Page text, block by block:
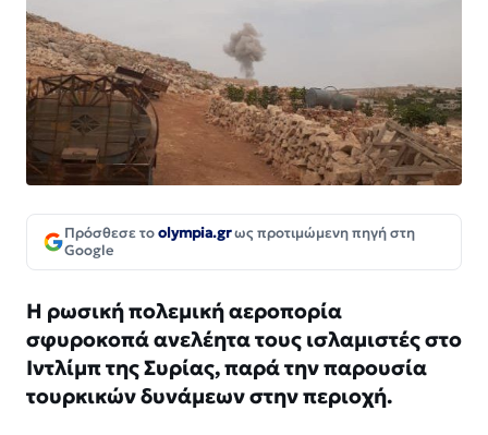
Πρόσθεσε τοolympia.grως προτιμώμενη πηγή στη
Google
Η ρωσική πολεμική αεροπορία
σφυροκοπά ανελέητα τους ισλαμιστές στο
Ιντλίμπ της Συρίας, παρά την παρουσία
τουρκικών δυνάμεων στην περιοχή.